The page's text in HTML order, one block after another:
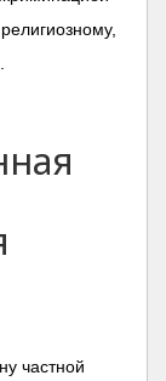
частной